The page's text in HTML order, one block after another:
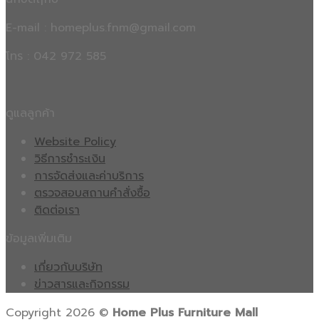
E-mail : homeplus.fnm@gmail.com
โทร : 042 972 585
Website Policy
วิธีการชำระเงิน
การจัดส่งและค่าบริการ
ตรวจสอบสถานคำสั่งซื้อ
ติดต่อเรา
เกี่ยวกับบริษัท
ข่าวสารและกิจกรรม
Copyright 2026 © Home Plus Furniture Mall